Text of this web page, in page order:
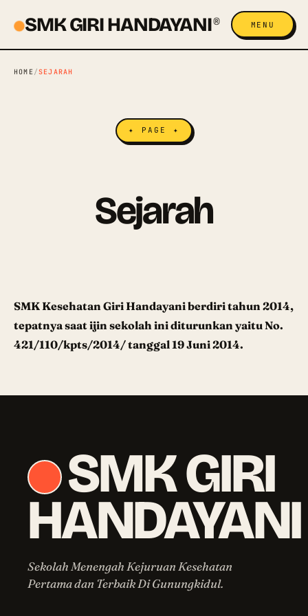
SMK GIRI HANDAYANI® MENU
HOME /SEJARAH
✦ PAGE ✦
Sejarah
SMK Kesehatan Giri Handayani berdiri tahun 2014,
tepatnya saat ijin sekolah ini diturunkan yaitu No.
421/110/kpts/2014/ tanggal 19 Juni 2014.
SMK GIRI
HANDAYANI
Sekolah Menengah Kejuruan Kesehatan
Pertama dan Terbaik Di Gunungkidul.